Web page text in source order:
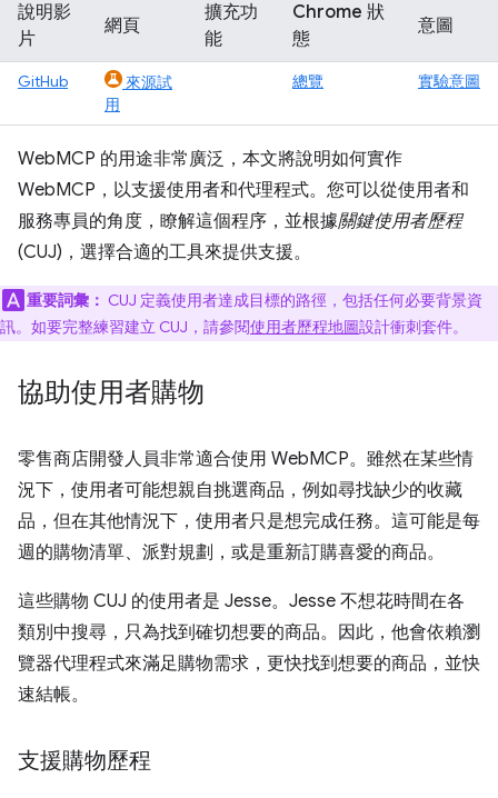
說明影
片
網頁
擴充功
能
Chrome 狀
態
意圖
GitHub
來源試
用
總覽 實驗意圖
WebMCP 的用途非常廣泛，本文將說明如何實作
WebMCP，以支援使用者和代理程式。您可以從使用者和
服務專員的角度，瞭解這個程序，並根據關鍵使用者歷程
(CUJ)，選擇合適的工具來提供支援。
重要詞彙： CUJ 定義使用者達成目標的路徑，包括任何必要背景資
訊。如要完整練習建立 CUJ，請參閱使用者歷程地圖設計衝刺套件。
協助使用者購物
零售商店開發人員非常適合使用 WebMCP。雖然在某些情
況下，使用者可能想親自挑選商品，例如尋找缺少的收藏
品，但在其他情況下，使用者只是想完成任務。這可能是每
週的購物清單、派對規劃，或是重新訂購喜愛的商品。
這些購物 CUJ 的使用者是 Jesse。Jesse 不想花時間在各
類別中搜尋，只為找到確切想要的商品。因此，他會依賴瀏
覽器代理程式來滿足購物需求，更快找到想要的商品，並快
速結帳。
支援購物歷程